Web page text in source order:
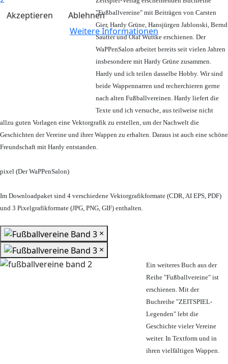
Akzeptieren
Ablehnen
Weitere Informationen
"Fußballvereine" mit Beiträgen von Carsten
Gier, Hardy Grüne, Hansjürgen Jablonski, Bernd
Sautter und Olaf Wuttke erschienen. Der
WaPPenSalon arbeitet bereits seit vielen Jahren
insbesondere mit Hardy Grüne zusammen.
Hardy und ich teilen dasselbe Hobby. Wir sind
beide Wappennarren und recherchieren gerne
nach alten Fußballvereinen. Hardy liefert die
Texte und ich versuche, aus teilweise nicht
allzu guten Vorlagen eine Vektorgrafik zu erstellen, um der Nachwelt die
Geschichten der Vereine und ihrer Wappen zu erhalten. Daraus ist auch eine schöne
Freundschaft mit Hardy entstanden.
pixel (Der WaPPenSalon)
Im Downloadpaket sind 4 verschiedene Vektorgrafikformate (CDR, AI EPS, PDF)
und 3 Pixelgrafikformate (JPG, PNG, GIF) enthalten.
×
×
Ein weiteres Buch aus der
Reihe "Fußballvereine" ist
erschienen. Mit der
Buchreihe "ZEITSPIEL-
Legenden" lebt die
Geschichte vieler Vereine
weiter. In Textform und in
ihren vielfältigen Wappen.